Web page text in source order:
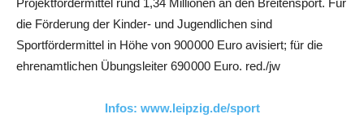
Projektfördermittel rund 1,34 Millionen an den Breitensport. Für
die Förderung der Kinder- und Jugendlichen sind
Sportfördermittel in Höhe von 900 000 Euro avisiert; für die
ehrenamtlichen Übungsleiter 690 000 Euro. red./jw
Infos: www.leipzig.de/sport